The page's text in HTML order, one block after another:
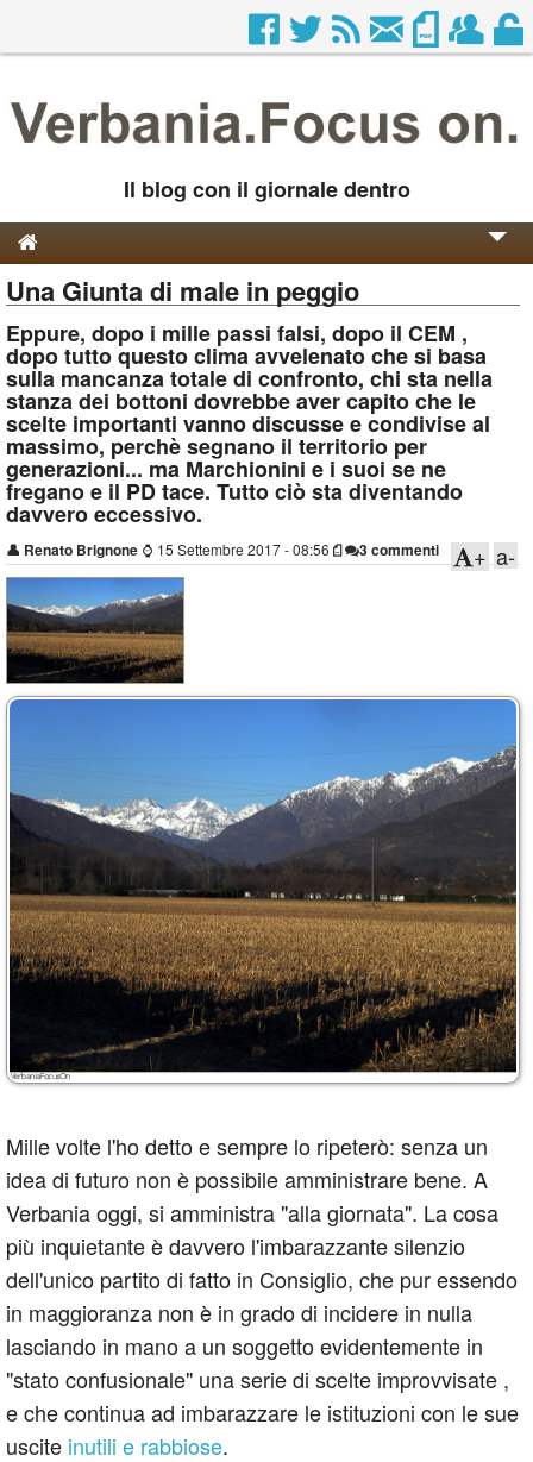
Il blog con il giornale dentro
Genesi e Storia
Contatti
Una Giunta di male in peggio
Eppure, dopo i mille passi falsi, dopo il CEM ,
dopo tutto questo clima avvelenato che si basa
sulla mancanza totale di confronto, chi sta nella
stanza dei bottoni dovrebbe aver capito che le
scelte importanti vanno discusse e condivise al
massimo, perchè segnano il territorio per
generazioni... ma Marchionini e i suoi se ne
fregano e il PD tace. Tutto ciò sta diventando
davvero eccessivo.
👤 Renato Brignone ⌚ 15 Settembre 2017 - 08:56 3 commenti a-
+
Mille volte l'ho detto e sempre lo ripeterò: senza un
idea di futuro non è possibile amministrare bene. A
Verbania oggi, si amministra "alla giornata". La cosa
più inquietante è davvero l'imbarazzante silenzio
dell'unico partito di fatto in Consiglio, che pur essendo
in maggioranza non è in grado di incidere in nulla
lasciando in mano a un soggetto evidentemente in
"stato confusionale" una serie di scelte improvvisate ,
e che continua ad imbarazzare le istituzioni con le sue
uscite inutili e rabbiose.